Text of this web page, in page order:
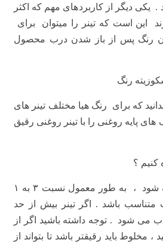
. یکی دیگر از کاربردهای مهم که اکثر
این است که تینر را میتوان برای
رنگ پس از باز شدن درب محصول
رنگ
که برای رنگ هیا مختلف تینر های
پایه روغنی را با تینر روغنی رقیق
کنیم ؟
مخلوط باید با دقت تهیه شود ، به طور معمول نسبت ۳ به ۱
متناسب باشد . اگر تینر بیش از حد
می شود . توجه داشته باشید اگر از
مخلوط باید رقیقتر باشد تا بتواند از